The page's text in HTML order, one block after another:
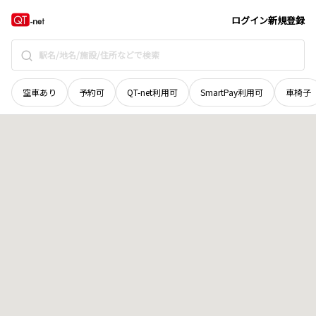
ログイン新規登録
空車あり 予約可 QT-net利用可 SmartPay利用可 車椅子
奈良県